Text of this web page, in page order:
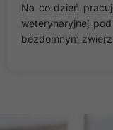
Na co dzień
weterynaryjnej
bezdomnym